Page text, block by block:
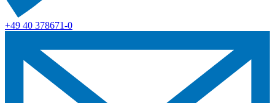
+49 40 378671-0